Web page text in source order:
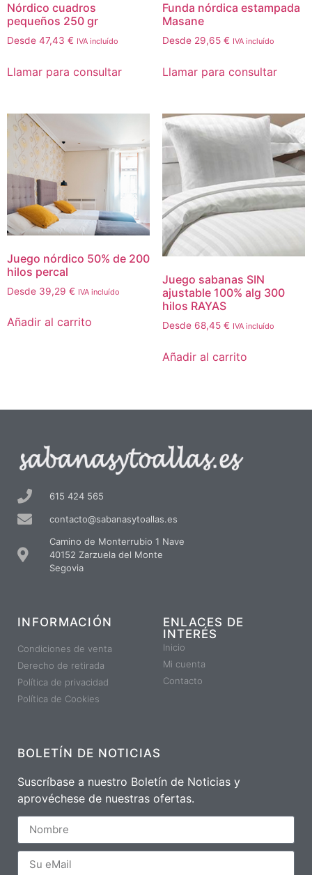
Nórdico cuadros
pequeños 250 gr
Desde 47,43 € IVA incluído
Llamar para consultar
Funda nórdica estampada
Masane
Desde 29,65 € IVA incluído
Llamar para consultar
Juego nórdico 50% de 200
hilos percal
Desde 39,29 € IVA incluído
Añadir al carrito
Juego sabanas SIN
ajustable 100% alg 300
hilos RAYAS
Desde 68,45 € IVA incluído
Añadir al carrito
615 424 565
contacto@sabanasytoallas.es
Camino de Monterrubio 1 Nave
40152 Zarzuela del Monte
Segovia
INFORMACIÓN
Condiciones de venta
Derecho de retirada
Política de privacidad
Política de Cookies
ENLACES DE
INTERÉS
Inicio
Mi cuenta
Contacto
BOLETÍN DE NOTICIAS
Suscríbase a nuestro Boletín de Noticias y
aprovéchese de nuestras ofertas.